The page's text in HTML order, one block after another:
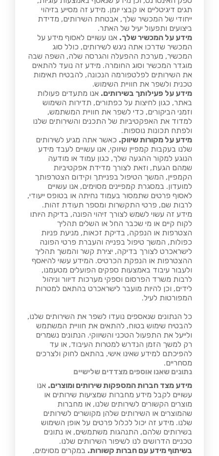
תגים דיגיטליים או קבצי יומן. מידע זה מסייע בזיהוי
ייחודי של המכשיר שלך, אבטחת השירותים, מדידת
ביצועים ותפעול יעיל של האתר.
מידע על המכשיר שלך. אנו עשויים לאסוף מידע על
המכשיר שדרכו אתה ניגש לשירותים, כולל סוג
המכשיר, מערכת ההפעלה והגרסה שלה, השפה שבה
מוגדר המכשיר וסוג החומרה. מידע זה נועד להתאים
את השירותים לפלטפורמה הנכונה, להבטיח תאימות
טכנית ולשפר את חוויית השימוש.
מידע על פעילותך בשירותים. אנו מתעדים פעולות
באתר, כגון לחיצות על כפתורים, תדירות השימוש
וזמני הביקורים, כדי לשפר את חוויית המשתמש,
למדוד את האפקטיביות של התכנים והשירותים שלנו
ולפתח תכונות נוספות.
מידע על מקורות שיווק. כאשר אתה מגיע לשירותים
שלנו בעקבות קמפיין שיווקי, אנו עשויים לעבד מידע
הנוגע למקור ההגעה שלך, כגון עמוד או מודעה
שמהם הגעת, וזאת לצורך מדידת אפקטיביות
הקמפיין, המשך הטיפול בפנייתך וקידום הצטרפותך
למועדון. במסגרת קמפיינים מסוימים, אנו עשויים
לאסוף פרטים שתמסור בעמוד נחיתה או בטופס ייעודי,
לרבות שם, פרטי התקשרות ומספר תעודת זהות.
מידע זה עשוי לשמש לצורך זיהוי הפונה, בדיקת היותו
לקוח קיים או מי שכבר החל או השלים תהליך
הצטרפות או הנפקה, בדיקת זכאות, מניעת פניות
כפולות, המשך טיפול בפנייה והעברת פרטי הפונה
לישראכרט לצורך בדיקה, יצירת קשר והמשך תהליך
ההצטרפות או הנפקת הכרטיס. המידע עשוי להיאסף
ולעבור עיבוד באמצעות ספקים הפועלים מטעמנו,
לרבות משרד הפרסום וספקי מערכות דיוור וניהול
לידים, וכן להיות מועבר לישראכרט בהתאם למטרות
המפורטות לעיל.
כל הנתונים שנאספים נועדו לשפר את השירותים שלנו,
להבטיח שימוש בטוח, להתאים את חוויית המשתמש
ולייעל את התפעול הטכני והשיווקי. הנתונים נשמרים
רק למשך הזמן הנדרש למטרות העיבוד, או עד
להפיכתם למידע שאינו אישי, בהתאם לחוק ולצרכים
מסחריים.
נתונים שאנו אוספים מצדדים שלישיים
מידע מצד חברות המספקות שירותים ומוצרים. אנו
עשויים לקבל מידע מחברות שמציעות שירותים או
מוצרים הקשורים לשירותים שלנו, או מחברות
שהמוצרים או השירותים שלהן מקושרים לשירותים
שלנו. מידע זה יכול לכלול פרטים על אופן השימוש
בשירותים שלהם, התנהגות משתמשים, או נתונים
טכניים הדרושים לנו לשיפור השירותים שלנו.
בשיתוף מידע עם חברות קשורות. במקרים מסוימים,